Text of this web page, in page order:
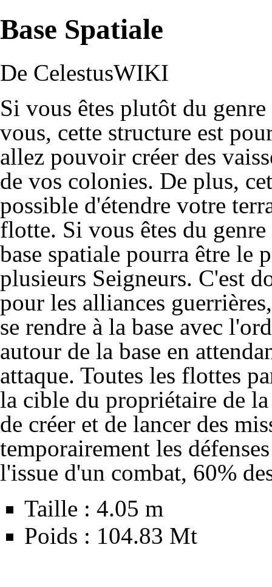
Base Spatiale
De CelestusWIKI
Si vous êtes plutôt du
vous, cette structure est
allez pouvoir créer des
de vos colonies. De plus,
possible d'étendre votre
flotte. Si vous êtes du
base spatiale pourra être le
plusieurs Seigneurs. C'est
pour les alliances
se rendre à la base avec
autour de la base en
attaque. Toutes les flottes
la cible du propriétaire de
de créer et de lancer des
temporairement les
l'issue d'un combat, 60%
Taille : 4.05 m
Poids : 104.83 Mt